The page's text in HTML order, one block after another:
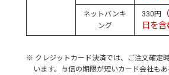
ネットバンキ
ング
330円
日を含
※ クレジットカード決済では、ご注文確定
います。与信の期限が短いカード会社も